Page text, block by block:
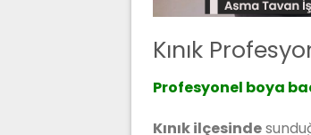
Kınık
Profesyonel boya
Kınık ilçesinde